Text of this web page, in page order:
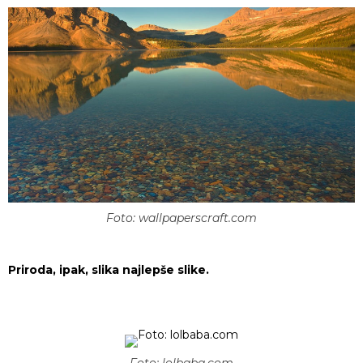
Foto: wallpaperscraft.com
Priroda, ipak, slika najlepše slike.